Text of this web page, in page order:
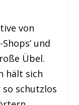
von
und
Übel.
hält sich
schutzlos